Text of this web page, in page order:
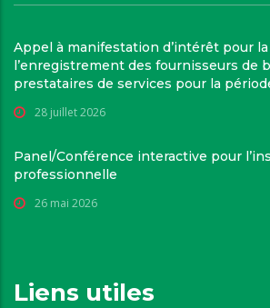
Appel à manifestation d’intérêt pour
l’enregistrement des fournisseurs de
prestataires de services pour la
28 juillet 2026
Panel/Conférence interactive pour
professionnelle
26 mai 2026
Liens utiles